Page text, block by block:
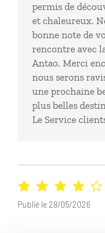
permis de
et chaleureux.
bonne note de
rencontre avec
Antao. Merci
nous serons
une prochaine
plus belles
Le Service
Publié le 28/05/2026